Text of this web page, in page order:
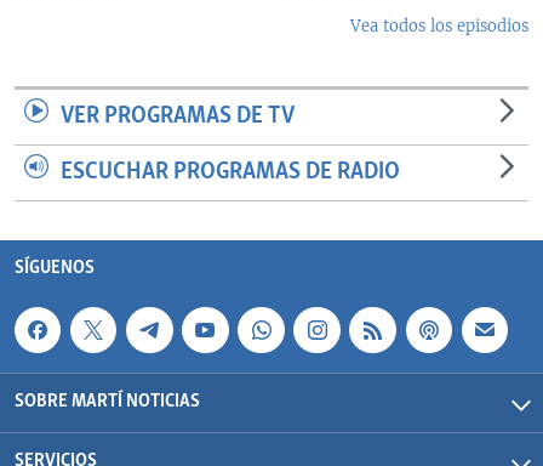
Vea todos los episodios
VER PROGRAMAS DE TV
ESCUCHAR PROGRAMAS DE RADIO
SÍGUENOS
SOBRE MARTÍ NOTICIAS
SERVICIOS